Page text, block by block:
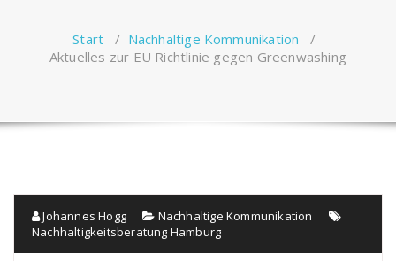
Start / Nachhaltige Kommunikation /
Aktuelles zur EU Richtlinie gegen Greenwashing
Johannes Hogg
Nachhaltige Kommunikation
Nachhaltigkeitsberatung Hamburg